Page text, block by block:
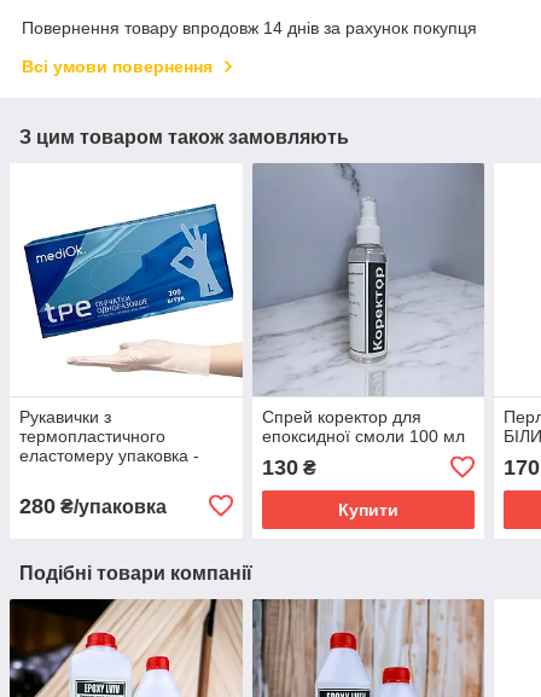
Повернення товару впродовж 14 днів за рахунок покупця
Всі умови повернення
З цим товаром також замовляють
Рукавички з
термопластичного
еластомеру упаковка -
280 ₴/упаковка
Спрей коректор для
епоксидної смоли 100 мл
130₴
Купити
170
Подібні товари компанії